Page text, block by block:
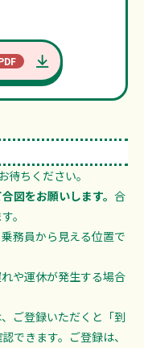
ちください。
図をお願いします。 合
。
務員から見える位置で
や運休が発生する場合
ご登録いただくと「到
できます。ご登録は、